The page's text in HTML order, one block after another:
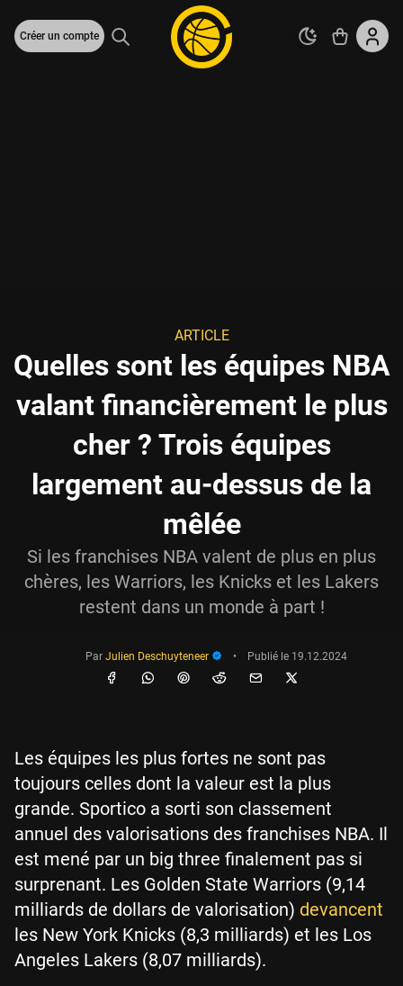
Créer un compte
ARTICLE
Quelles sont les équipes NBA
valant financièrement le plus
cher ? Trois équipes
largement au-dessus de la
mêlée
Si les franchises NBA valent de plus en plus
chères, les Warriors, les Knicks et les Lakers
restent dans un monde à part !
Par Julien Deschuyteneer • Publié le 19.12.2024
Les équipes les plus fortes ne sont pas
toujours celles dont la valeur est la plus
grande. Sportico a sorti son classement
annuel des valorisations des franchises NBA. Il
est mené par un big three finalement pas si
surprenant. Les Golden State Warriors (9,14
milliards de dollars de valorisation) devancent
les New York Knicks (8,3 milliards) et les Los
Angeles Lakers (8,07 milliards).